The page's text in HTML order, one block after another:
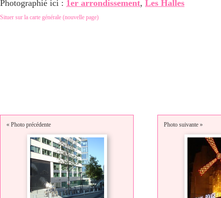
Photographié ici : 1er arrondissement, Les Halles
Situer sur la carte générale (nouvelle page)
« Photo précédente Photo suivante »